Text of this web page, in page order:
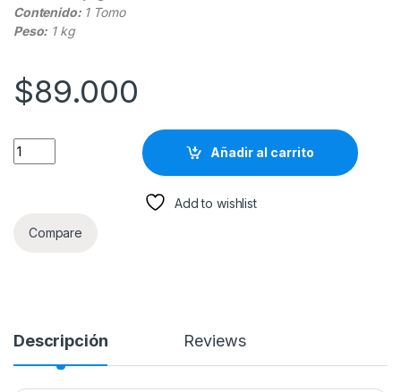
Contenido:1 Tomo
Peso: 1 kg
$89.000
Románico Visual Encyclopedia Of Art - Scala quantity
Añadir al carrito
Add to wishlist
Compare
Descripción Reviews